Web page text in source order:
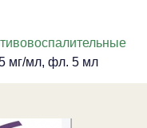
мг/мл, фл. 5 мл